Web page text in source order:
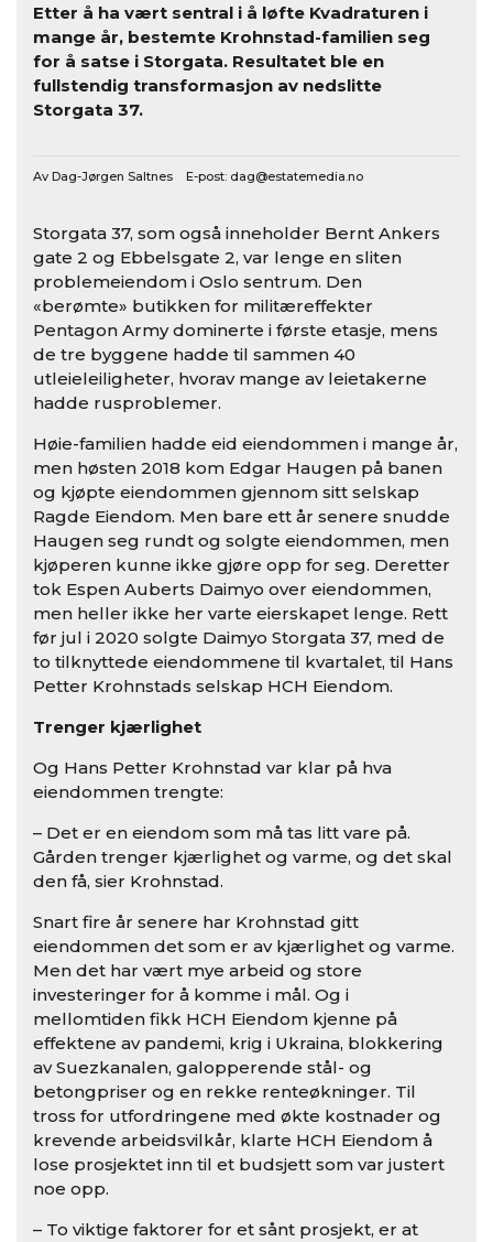
Etter å ha vært sentral i å løfte Kvadraturen i
mange år, bestemte Krohnstad-familien seg
for å satse i Storgata. Resultatet ble en
fullstendig transformasjon av nedslitte
Storgata 37.
Av Dag-Jørgen Saltnes E-post: dag@estatemedia.no
Storgata 37, som også inneholder Bernt Ankers
gate 2 og Ebbelsgate 2, var lenge en sliten
problemeiendom i Oslo sentrum. Den
«berømte» butikken for militæreffekter
Pentagon Army dominerte i første etasje, mens
de tre byggene hadde til sammen 40
utleieleiligheter, hvorav mange av leietakerne
hadde rusproblemer.
Høie-familien hadde eid eiendommen i mange år,
men høsten 2018 kom Edgar Haugen på banen
og kjøpte eiendommen gjennom sitt selskap
Ragde Eiendom. Men bare ett år senere snudde
Haugen seg rundt og solgte eiendommen, men
kjøperen kunne ikke gjøre opp for seg. Deretter
tok Espen Auberts Daimyo over eiendommen,
men heller ikke her varte eierskapet lenge. Rett
før jul i 2020 solgte Daimyo Storgata 37, med de
to tilknyttede eiendommene til kvartalet, til Hans
Petter Krohnstads selskap HCH Eiendom.
Trenger kjærlighet
Og Hans Petter Krohnstad var klar på hva
eiendommen trengte:
– Det er en eiendom som må tas litt vare på.
Gården trenger kjærlighet og varme, og det skal
den få, sier Krohnstad.
Snart fire år senere har Krohnstad gitt
eiendommen det som er av kjærlighet og varme.
Men det har vært mye arbeid og store
investeringer for å komme i mål. Og i
mellomtiden fikk HCH Eiendom kjenne på
effektene av pandemi, krig i Ukraina, blokkering
av Suezkanalen, galopperende stål- og
betongpriser og en rekke renteøkninger. Til
tross for utfordringene med økte kostnader og
krevende arbeidsvilkår, klarte HCH Eiendom å
lose prosjektet inn til et budsjett som var justert
noe opp.
– To viktige faktorer for et sånt prosjekt, er at